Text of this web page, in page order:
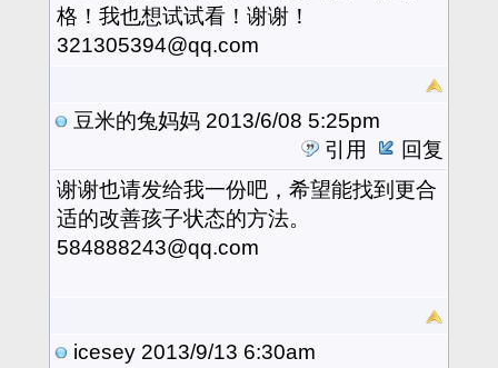
格！我也想试试看！谢谢！
321305394@qq.com
豆米的兔妈妈 2013/6/08 5:25pm
引用
回复
谢谢也请发给我一份吧，希望能找到更合
适的改善孩子状态的方法。
584888243@qq.com
icesey 2013/9/13 6:30am